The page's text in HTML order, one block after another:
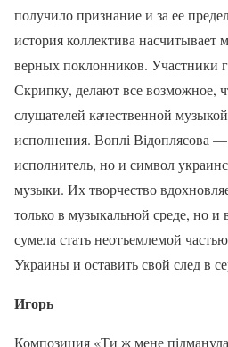
получило признание и за ее
история коллектива насчитывает
верных поклонников. Участники
Скрипку, делают все возможное,
слушателей качественной
исполнения. Воплі Відоплясова —
исполнитель, но и символ
музыки. Их творчество
только в музыкальной среде, но и
сумела стать неотъемлемой
Украины и оставить свой след в
Игорь
Композиция «Ти ж мене